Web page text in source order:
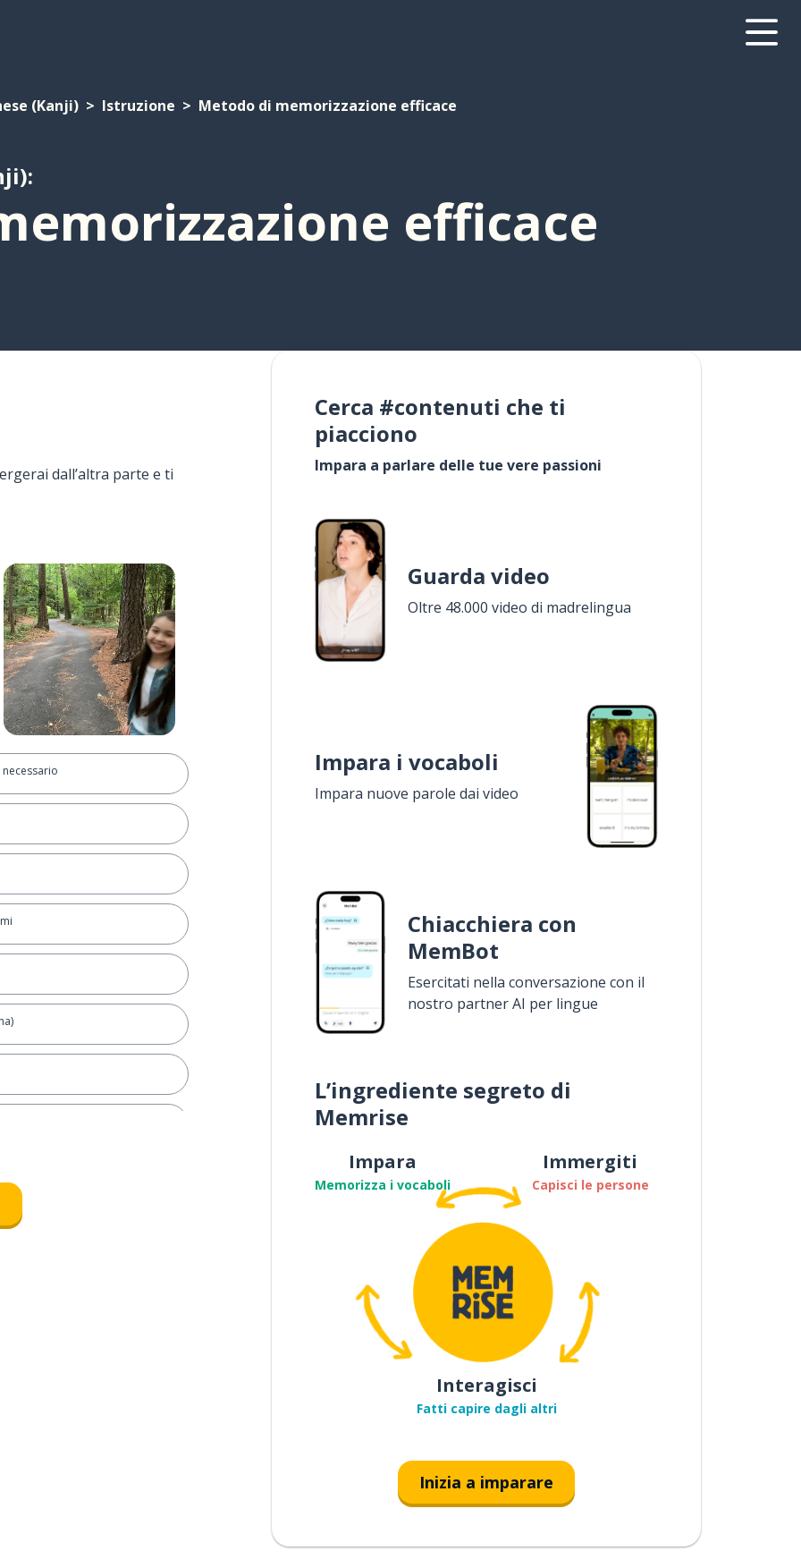
(Kanji) Istruzione Metodo di memorizzazione efficace
efficace
dall’altra parte e ti
Cerca #contenuti che ti
piacciono
Impara a parlare delle tue vere passioni
Guarda video
Oltre 48.000 video di madrelingua
Impara i vocaboli
Impara nuove parole dai video
Chiacchiera con
MemBot
Esercitati nella conversazione con il
nostro partner AI per lingue
L’ingrediente segreto di
Memrise
Impara
Memorizza i vocaboli
Immergiti
Capisci le persone
Interagisci
Fatti capire dagli altri
Inizia a imparare